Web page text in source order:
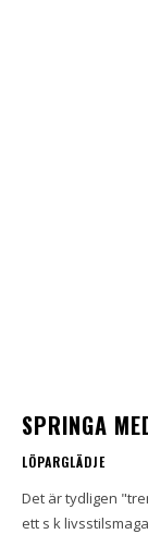
SPRINGA
LÖPARGLÄDJE
Det är tydligen
ett s k